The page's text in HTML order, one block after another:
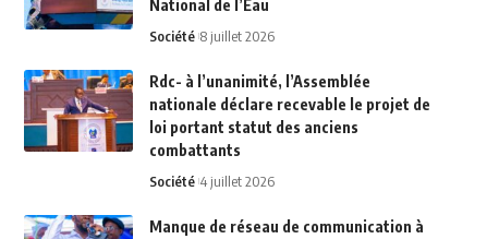
National de l’Eau
Société 8 juillet 2026
Rdc- à l’unanimité, l’Assemblée
nationale déclare recevable le projet de
loi portant statut des anciens
combattants
Société 4 juillet 2026
Manque de réseau de communication à